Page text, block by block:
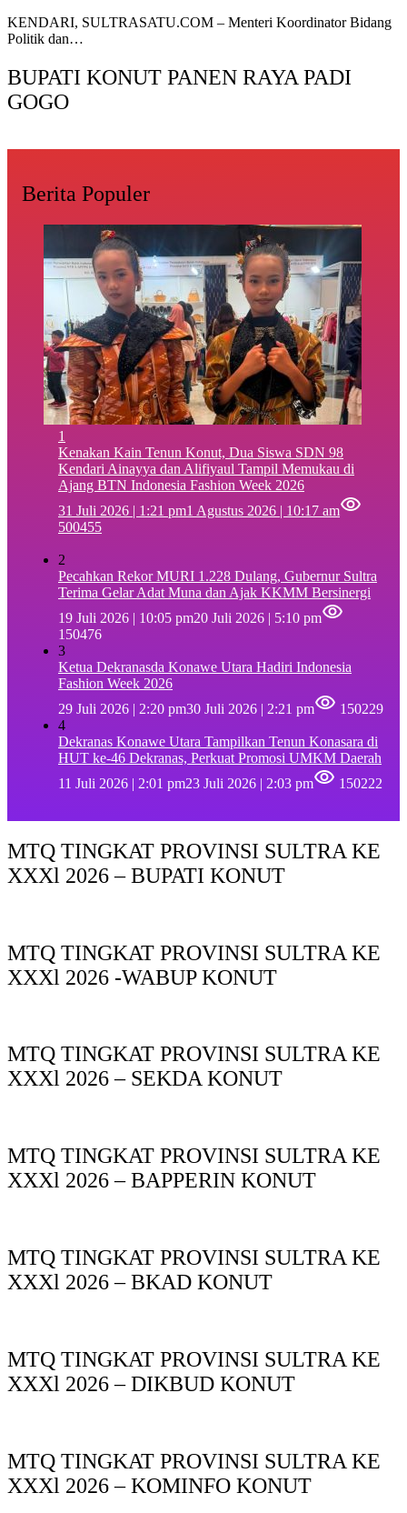
KENDARI, SULTRASATU.COM – Menteri Koordinator Bidang
Politik dan…
BUPATI KONUT PANEN RAYA PADI
GOGO
Berita Populer
1
‎Kenakan Kain Tenun Konut, Dua Siswa SDN 98
Kendari Ainayya dan Alifiyaul Tampil Memukau di
Ajang BTN Indonesia Fashion Week 2026
31 Juli 2026 | 1:21 pm1 Agustus 2026 | 10:17 am
500455
2
Pecahkan Rekor MURI 1.228 Dulang, Gubernur Sultra
Terima Gelar Adat Muna dan Ajak KKMM Bersinergi
19 Juli 2026 | 10:05 pm20 Juli 2026 | 5:10 pm
150476
3
Ketua Dekranasda Konawe Utara Hadiri Indonesia
Fashion Week 2026
29 Juli 2026 | 2:20 pm30 Juli 2026 | 2:21 pm
150229
4
Dekranas Konawe Utara Tampilkan Tenun Konasara di
HUT ke-46 Dekranas, Perkuat Promosi UMKM Daerah
11 Juli 2026 | 2:01 pm23 Juli 2026 | 2:03 pm 150222
MTQ TINGKAT PROVINSI SULTRA KE
XXXl 2026 – BUPATI KONUT
MTQ TINGKAT PROVINSI SULTRA KE
XXXl 2026 -WABUP KONUT
MTQ TINGKAT PROVINSI SULTRA KE
XXXl 2026 – SEKDA KONUT
MTQ TINGKAT PROVINSI SULTRA KE
XXXl 2026 – BAPPERIN KONUT
MTQ TINGKAT PROVINSI SULTRA KE
XXXl 2026 – BKAD KONUT
MTQ TINGKAT PROVINSI SULTRA KE
XXXl 2026 – DIKBUD KONUT
MTQ TINGKAT PROVINSI SULTRA KE
XXXl 2026 – KOMINFO KONUT